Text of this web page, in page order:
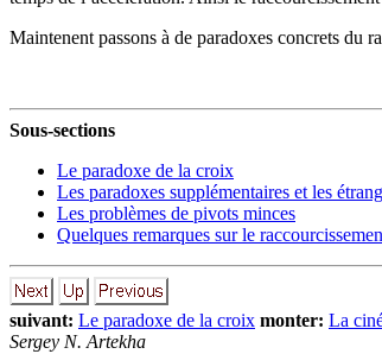
Maintenent passons à de paradoxes concrets du
Sous-sections
Le paradoxe de la croix
Les paradoxes supplémentaires et les
Les problèmes de pivots minces
Quelques remarques sur le
suivant: Le paradoxe de la croix monter: La
Sergey N. Artekha